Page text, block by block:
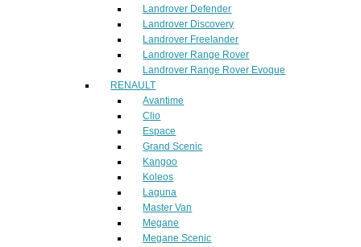
Landrover Defender
Landrover Discovery
Landrover Freelander
Landrover Range Rover
Landrover Range Rover Evoque
RENAULT
Avantime
Clio
Espace
Grand Scenic
Kangoo
Koleos
Laguna
Master Van
Megane
Megane Scenic